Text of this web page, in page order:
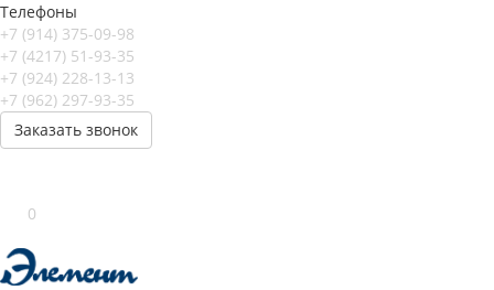
Телефоны
+7 (914) 375-09-98
+7 (4217) 51-93-35
+7 (924) 228-13-13
+7 (962) 297-93-35
Заказать звонок
0